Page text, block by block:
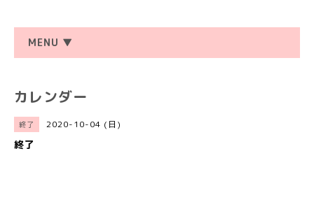
MENU ▼
カレンダー
終了 2020-10-04 (日)
終了